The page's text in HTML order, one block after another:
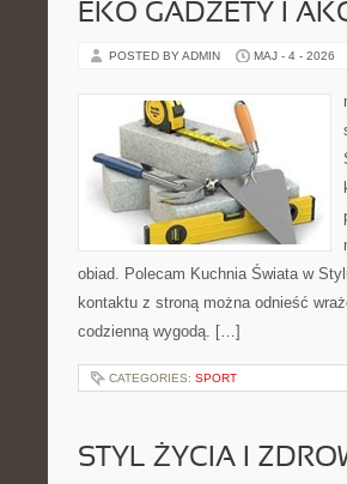
EKO GADŻETY I
POSTED BY ADMIN MAJ - 4 - 2026
obiad. Polecam Kuchnia Świata w
kontaktu z stroną można odnieść
codzienną wygodą. […]
CATEGORIES: SPORT
STYL ŻYCIA I